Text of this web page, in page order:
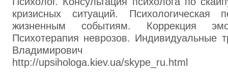
кризисных ситуаций.
жизненным событиям. Коррекция
Психотерапия неврозов. Индивидуальные
Владимирович
http://upsihologa.kiev.ua/skype_ru.html